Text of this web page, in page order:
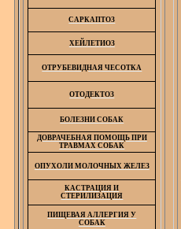
САРКАПТОЗ
ХЕЙЛЕТИОЗ
ОТРУБЕВИДНАЯ ЧЕСОТКА
ОТОДЕКТОЗ
БОЛЕЗНИ СОБАК
ДОВРАЧЕБНАЯ ПОМОЩЬ ПРИ
ТРАВМАХ СОБАК
ОПУХОЛИ МОЛОЧНЫХ ЖЕЛЕЗ
КАСТРАЦИЯ И
СТЕРИЛИЗАЦИЯ
ПИЩЕВАЯ АЛЛЕРГИЯ У
СОБАК